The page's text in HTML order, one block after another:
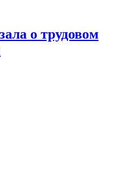
о трудовом